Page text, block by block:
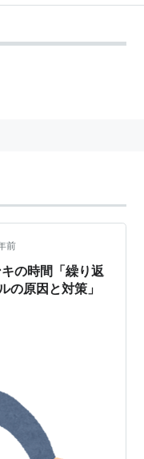
前
の時間「繰り返
の原因と対策」